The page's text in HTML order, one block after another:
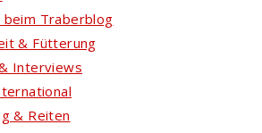
beim Traberblog
& Fütterung
Interviews
& Reiten